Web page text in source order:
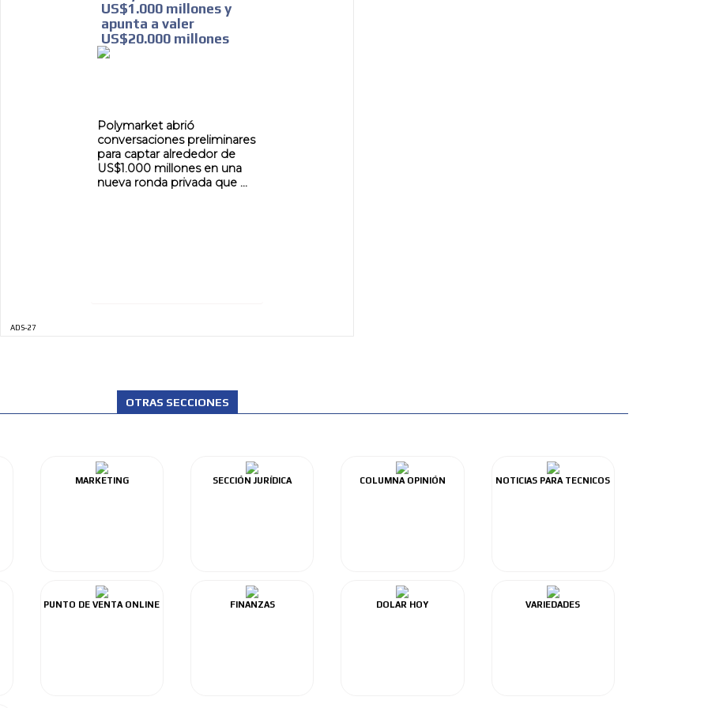
US$1.000 millones y
apunta a valer
US$20.000 millones
Polymarket abrió
conversaciones preliminares
para captar alrededor de
US$1.000 millones en una
nueva ronda privada que ...
ADS-27
OTRAS SECCIONES
MARKETING SECCIÓN JURÍDICA COLUMNA OPINIÓN NOTICIAS PARA TECNICOS
PUNTO DE VENTA ONLINE FINANZAS DOLAR HOY VARIEDADES